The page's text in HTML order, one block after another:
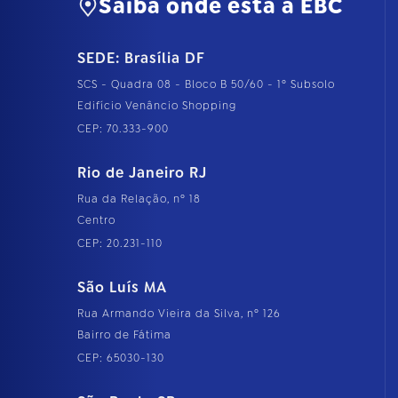
Saiba onde está a EBC
SEDE: Brasília DF
SCS - Quadra 08 - Bloco B 50/60 - 1º Subsolo
Edifício Venâncio Shopping
CEP: 70.333-900
Rio de Janeiro RJ
Rua da Relação, nº 18
Centro
CEP: 20.231-110
São Luís MA
Rua Armando Vieira da Silva, nº 126
Bairro de Fátima
CEP: 65030-130